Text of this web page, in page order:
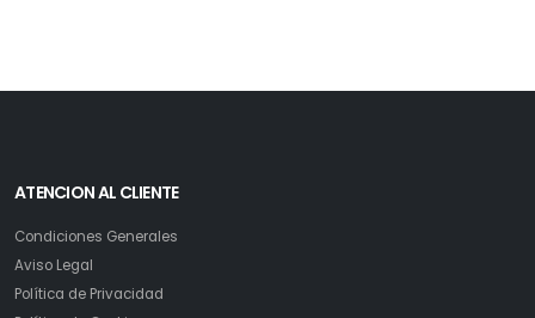
ATENCION AL CLIENTE
Condiciones Generales
Aviso Legal
Política de Privacidad